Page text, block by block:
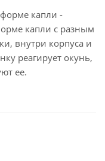
капли -
капли с разным
внутри корпуса и
реагирует окунь,
ее.